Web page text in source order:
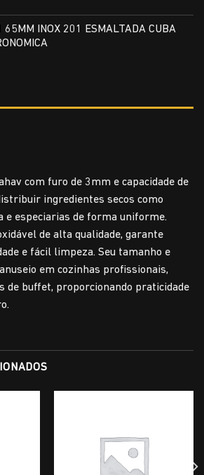
65MM INOX 201 ESMALTADA CUBA
com furo de 3mm e capacidade de
ingredientes secos como
e especiarias de forma uniforme.
de alta qualidade, garante
e fácil limpeza. Seu tamanho e
em cozinhas profissionais,
de buffet, proporcionando praticidade